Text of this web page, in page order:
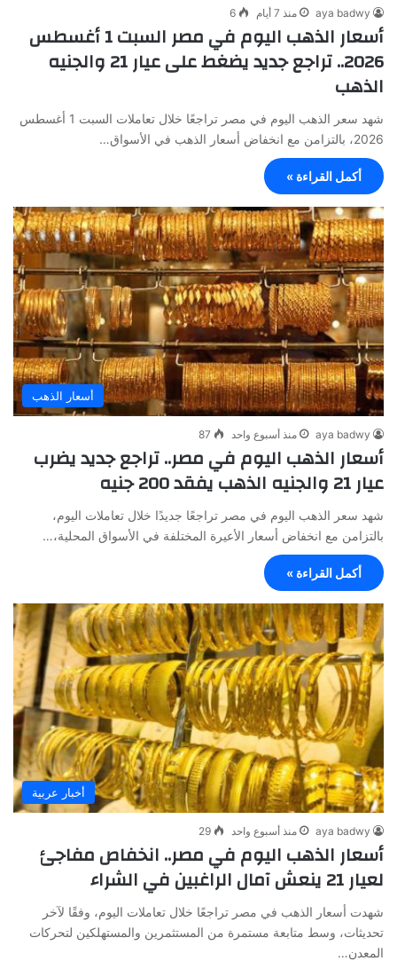
aya badwy منذ 7 أيام 6
أسعار الذهب اليوم في مصر السبت 1 أغسطس
2026.. تراجع جديد يضغط على عيار 21 والجنيه
الذهب
شهد سعر الذهب اليوم في مصر تراجعًا خلال تعاملات السبت 1 أغسطس
2026، بالتزامن مع انخفاض أسعار الذهب في الأسواق…
أكمل القراءة »
أسعار الذهب
aya badwy منذ أسبوع واحد 87
أسعار الذهب اليوم في مصر.. تراجع جديد يضرب
عيار 21 والجنيه الذهب يفقد 200 جنيه
شهد سعر الذهب اليوم في مصر تراجعًا جديدًا خلال تعاملات اليوم،
بالتزامن مع انخفاض أسعار الأعيرة المختلفة في الأسواق المحلية،…
أكمل القراءة »
أخبار عربية
aya badwy منذ أسبوع واحد 29
أسعار الذهب اليوم في مصر.. انخفاص مفاجئ
لعيار 21 ينعش آمال الراغبين في الشراء
شهدت أسعار الذهب في مصر تراجعًا خلال تعاملات اليوم، وفقًا لآخر
تحديثات، وسط متابعة مستمرة من المستثمرين والمستهلكين لتحركات
المعدن…